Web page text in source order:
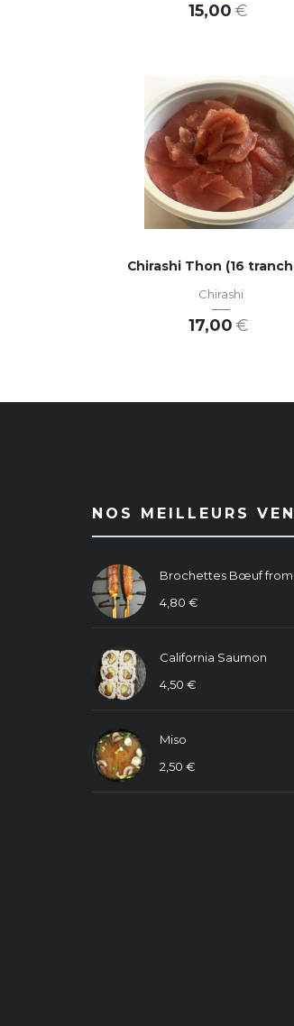
15,00 €
Chirashi Thon (16
Chirashi
17,00 €
NOS MEILLEURS
Brochettes Bœuf
4,80 €
California Saumon
4,50 €
Miso
2,50 €